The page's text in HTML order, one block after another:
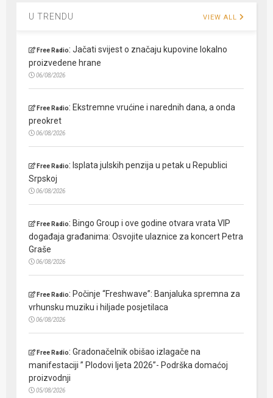
U TRENDU VIEW ALL
Free Radio:Jačati svijest o značaju kupovine lokalno
proizvedene hrane
06/08/2026
Free Radio: Ekstremne vrućine i narednih dana, a onda
preokret
06/08/2026
Free Radio: Isplata julskih penzija u petak u Republici
Srpskoj
06/08/2026
Free Radio: Bingo Group i ove godine otvara vrata VIP
događaja građanima: Osvojite ulaznice za koncert Petra
Graše
06/08/2026
Free Radio: Počinje “Freshwave”: Banjaluka spremna za
vrhunsku muziku i hiljade posjetilaca
06/08/2026
Free Radio:Gradonačelnik obišao izlagače na
manifestaciji ” Plodovi ljeta 2026”- Podrška domaćoj
proizvodnji
05/08/2026